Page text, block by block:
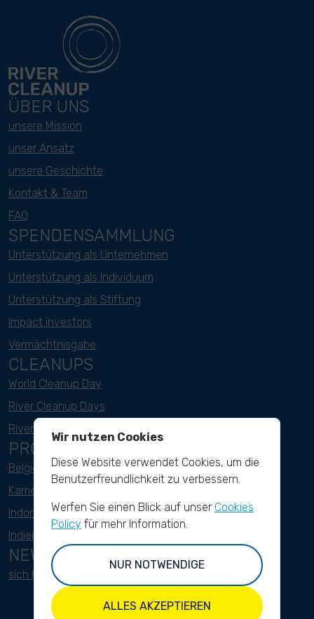
ÜBER UNS
unsere Mission
unser Ansatz
unsere Geschichte
Kontakt & Team
FAQ
SPENDENSAMMLUNG
Unterstützung als Unternehmen
Unterstützung als Individuum
Unterstützung als Stiftung
Impact investors
Vermächtnisgabe
CLEANUPS
World Cleanup Day
River Cleanup Days
River Cleanup Challenge
PROJEKTE
Belgien
Kamerun
Indonesien
Indien
NEWSLETTER
sich hier anmelden
Wir nutzen Cookies
Diese Website verwendet Cookies, um die
Benutzerfreundlichkeit zu verbessern.
Werfen Sie einen Blick auf unser Cookies
Policy für mehr Information.
NUR NOTWENDIGE
ALLES AKZEPTIEREN